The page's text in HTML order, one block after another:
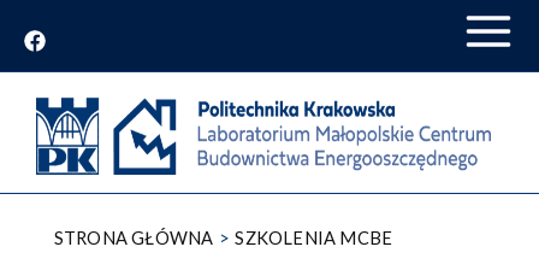
STRONA GŁÓWNA SZKOLENIA MCBE